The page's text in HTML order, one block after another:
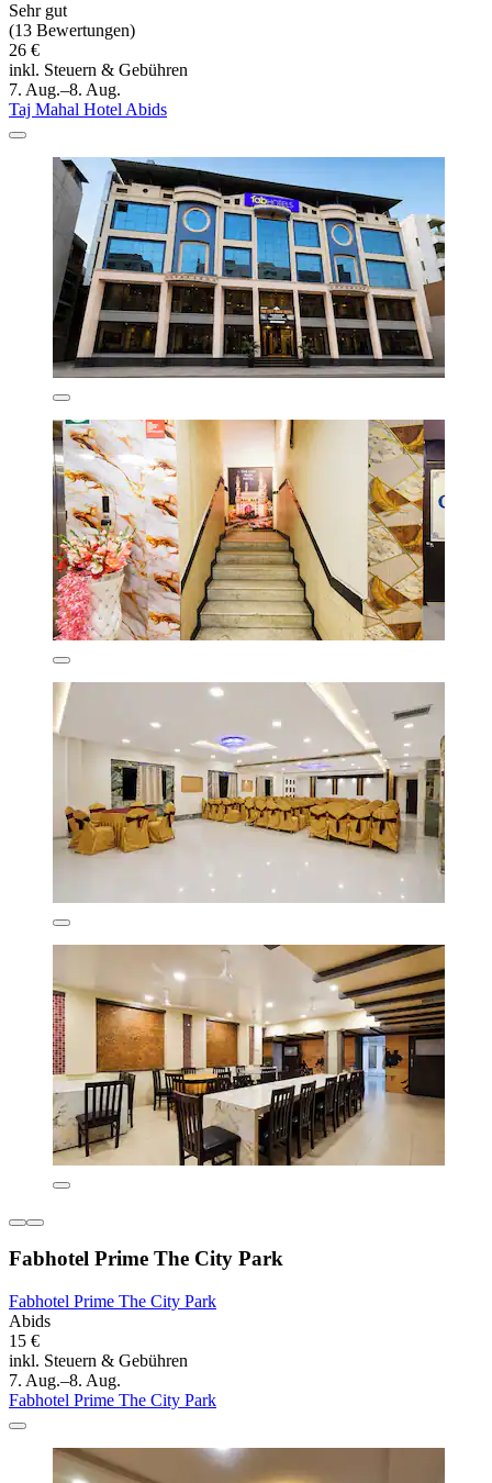
Sehr gut
(13 Bewertungen)
26 €
inkl. Steuern & Gebühren
7. Aug.–8. Aug.
Taj Mahal Hotel Abids
Fabhotel Prime The City Park
Fabhotel Prime The City Park
Abids
15 €
inkl. Steuern & Gebühren
7. Aug.–8. Aug.
Fabhotel Prime The City Park